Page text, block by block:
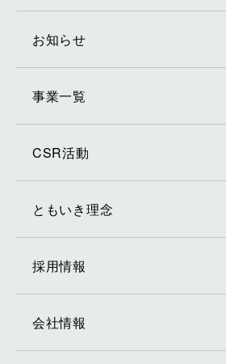
お知らせ
事業一覧
CSR活動
ともいき理念
採用情報
会社情報